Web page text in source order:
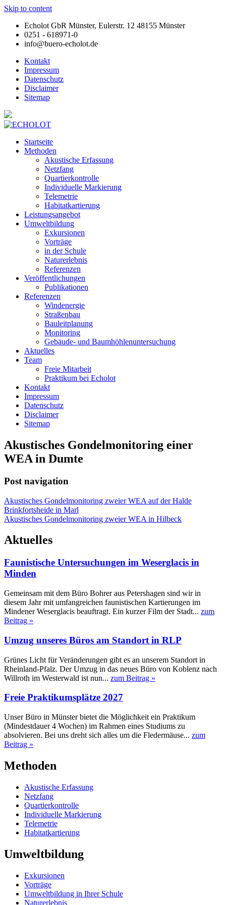
Skip to content
Echolot GbR Münster, Eulerstr. 12 48155 Münster
0251 - 618971-0
info@buero-echolot.de
Kontakt
Impressum
Datenschutz
Disclaimer
Sitemap
Startseite
Methoden
Akustische Erfassung
Netzfang
Quartierkontrolle
Individuelle Markierung
Telemetrie
Habitatkartierung
Leistungsangebot
Umweltbildung
Exkursionen
Vorträge
in der Schule
Naturerlebnis
Referenzen
Veröffentlichungen
Publikationen
Referenzen
Windenergie
Straßenbau
Bauleitplanung
Monitoring
Gebäude- und Baumhöhlenuntersuchung
Aktuelles
Team
Freie Mitarbeit
Praktikum bei Echolot
Kontakt
Impressum
Datenschutz
Disclaimer
Sitemap
Akustisches Gondelmonitoring einer
WEA in Dumte
Post navigation
Akustisches Gondelmonitoring zweier WEA auf der Halde
Brinkfortsheide in Marl
Akustisches Gondelmonitoring zweier WEA in Hilbeck
Aktuelles
Faunistische Untersuchungen im Weserglacis in
Minden
Gemeinsam mit dem Büro Bohrer aus Petershagen sind wir in
diesem Jahr mit umfangreichen faunistischen Kartierungen im
Mindener Weserglacis beauftragt. Ein kurzer Film der Stadt... zum
Beitrag »
Umzug unseres Büros am Standort in RLP
Grünes Licht für Veränderungen gibt es an unserem Standort in
Rheinland-Pfalz. Der Umzug in das neues Büro von Koblenz nach
Willroth im Westerwald ist nun... zum Beitrag »
Freie Praktikumsplätze 2027
Unser Büro in Münster bietet die Möglichkeit ein Praktikum
(Mindestdauer 4 Wochen) im Rahmen eines Studiums zu
absolvieren. Bei uns dreht sich alles um die Fledermäuse... zum
Beitrag »
Methoden
Akustische Erfassung
Netzfang
Quartierkontrolle
Individuelle Markierung
Telemetrie
Habitatkartierung
Umweltbildung
Exkursionen
Vorträge
Umweltbildung in Ihrer Schule
Naturerlebnis